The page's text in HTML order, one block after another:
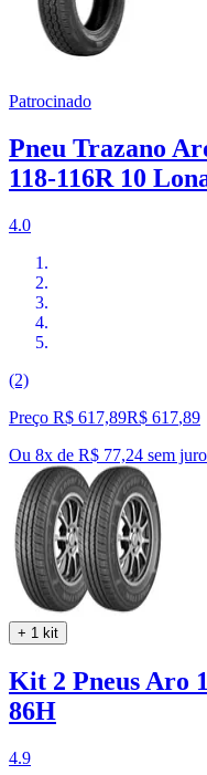
Patrocinado
Pneu Trazano
118-116R 10
4.0
(2)
Preço R$ 617,89R$ 617,89
Ou 8x de R$ 77,24 sem
+ 1 kit
Kit 2 Pneus Aro
86H
4.9